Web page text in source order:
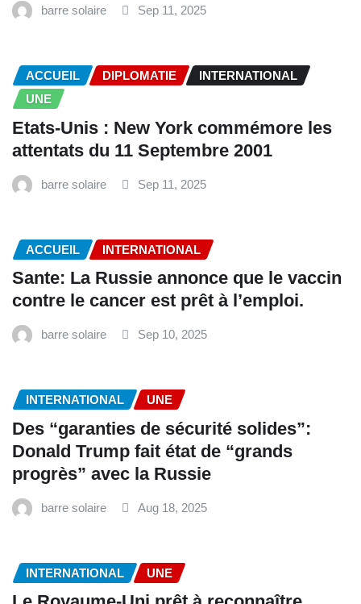
barre solaire Sep 11, 2025
ACCUEIL DIPLOMATIE
INTERNATIONAL
UNE
‎Etats-Unis : New York commémore les
attentats du 11 Septembre 2001
barre solaire Sep 11, 2025
ACCUEIL INTERNATIONAL
‎Sante: La Russie annonce que le vaccin
contre le cancer est prêt à l’emploi.
barre solaire Sep 10, 2025
INTERNATIONAL UNE
Des “garanties de sécurité solides”:
Donald Trump fait état de “grands
progrès” avec la Russie
barre solaire Aug 18, 2025
INTERNATIONAL UNE